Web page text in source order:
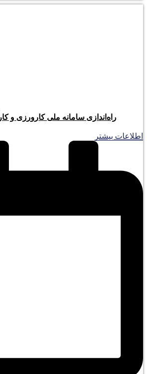
راه‌اندازی سامانه ملی کارورزی و
اطلاعات بیشتر